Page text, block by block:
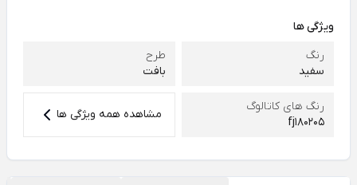
ویژگی ها
رنگ
سفید
طرح
بافت
رنگ های کاتالوگ
fj180205
مشاهده همه ویژگی ها